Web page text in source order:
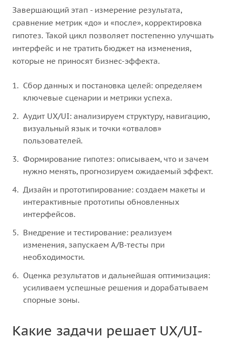
Завершающий этап - измерение результата,
сравнение метрик «до» и «после», корректировка
гипотез. Такой цикл позволяет постепенно улучшать
интерфейс и не тратить бюджет на изменения,
которые не приносят бизнес-эффекта.
Сбор данных и постановка целей: определяем
ключевые сценарии и метрики успеха.
Аудит UX/UI: анализируем структуру, навигацию,
визуальный язык и точки «отвалов»
пользователей.
Формирование гипотез: описываем, что и зачем
нужно менять, прогнозируем ожидаемый эффект.
Дизайн и прототипирование: создаем макеты и
интерактивные прототипы обновленных
интерфейсов.
Внедрение и тестирование: реализуем
изменения, запускаем A/B‑тесты при
необходимости.
Оценка результатов и дальнейшая оптимизация:
усиливаем успешные решения и дорабатываем
спорные зоны.
Какие задачи решает UX/UI-